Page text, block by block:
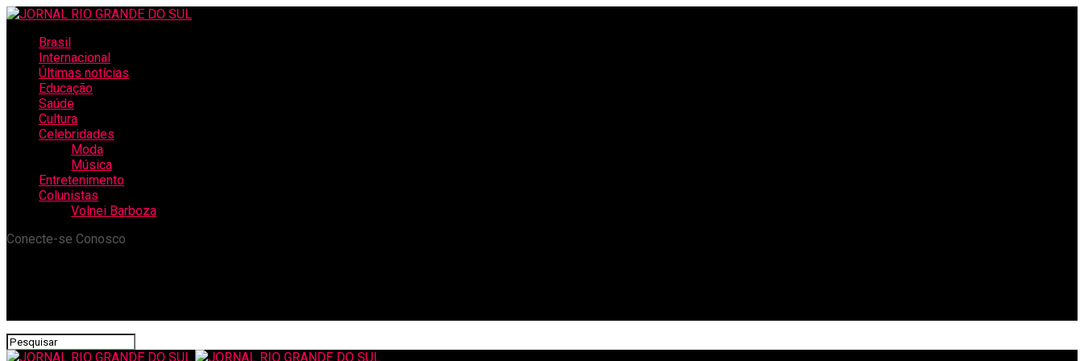
Brasil
Internacional
Últimas notícias
Educação
Saúde
Cultura
Celebridades
Moda
Música
Entretenimento
Colunistas
Volnei Barboza
Conecte-se Conosco